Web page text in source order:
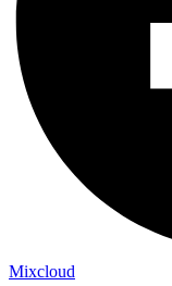
Mixcloud